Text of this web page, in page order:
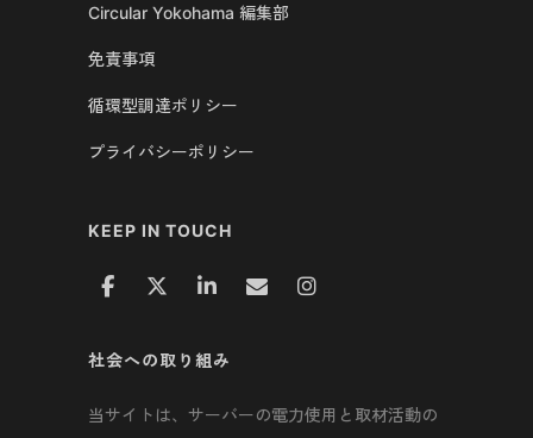
Circular Yokohama 編集部
免責事項
循環型調達ポリシー
プライバシーポリシー
KEEP IN TOUCH
社会への取り組み
当サイトは、サーバーの電力使用と取材活動の